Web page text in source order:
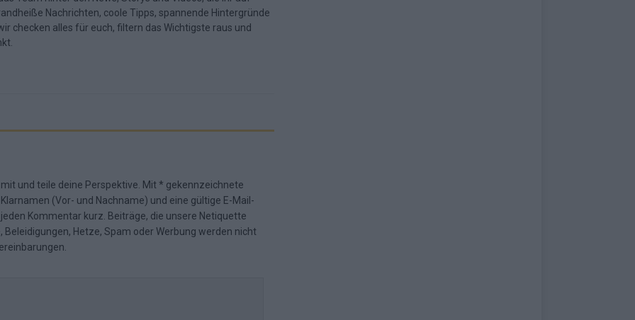
Nachrichten, coole Tipps, spannende Hintergründe
checken alles für euch, filtern das Wichtigste raus und
und teile deine Perspektive. Mit * gekennzeichnete
(Vor- und Nachname) und eine gültige E-Mail-
Kommentar kurz. Beiträge, die unsere Netiquette
Hetze, Spam oder Werbung werden nicht
.